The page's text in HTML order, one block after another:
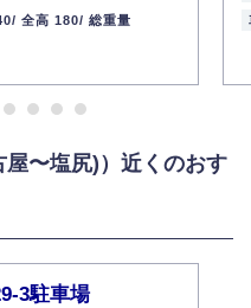
全高 180/ 総重量
〜塩尻)）近くのおす
3駐車場